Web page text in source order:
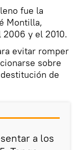
fue la
Montilla,
y el 2010.
evitar romper
sobre
de
a los